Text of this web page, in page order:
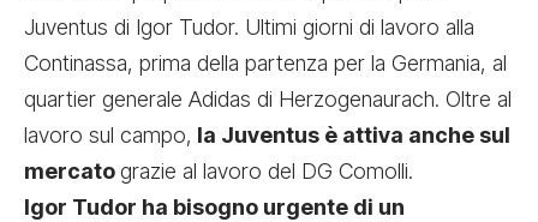
Juventus di Igor Tudor. Ultimi giorni di lavoro alla
Continassa, prima della partenza per la Germania, al
quartier generale Adidas di Herzogenaurach. Oltre al
lavoro sul campo, la Juventus è attiva anche sul
mercatograzie al lavoro del DG Comolli.
Igor Tudor ha bisogno urgente di un